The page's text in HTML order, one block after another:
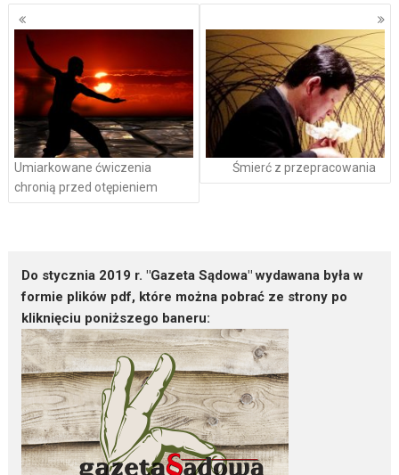
Nawigacja
po
wpisach
Umiarkowane ćwiczenia
chronią przed otępieniem
Śmierć z przepracowania
Do stycznia 2019 r. "Gazeta Sądowa" wydawana była w
formie plików pdf, które można pobrać ze strony po
kliknięciu poniższego baneru: